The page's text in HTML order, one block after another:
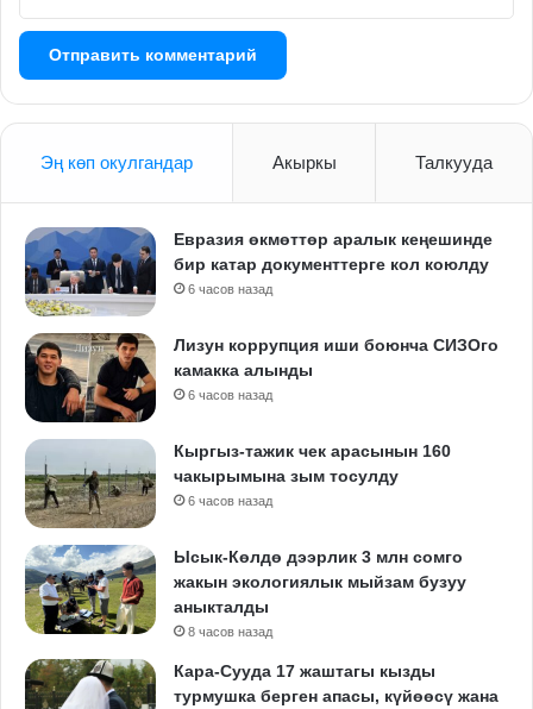
Эң көп окулгандар Акыркы Талкууда
Евразия өкмөттөр аралык кеңешинде
бир катар документтерге кол коюлду
6 часов назад
Лизун коррупция иши боюнча СИЗОго
камакка алынды
6 часов назад
Кыргыз-тажик чек арасынын 160
чакырымына зым тосулду
6 часов назад
Ысык-Көлдө дээрлик 3 млн сомго
жакын экологиялык мыйзам бузуу
аныкталды
8 часов назад
Кара-Сууда 17 жаштагы кызды
турмушка берген апасы, күйөөсү жана